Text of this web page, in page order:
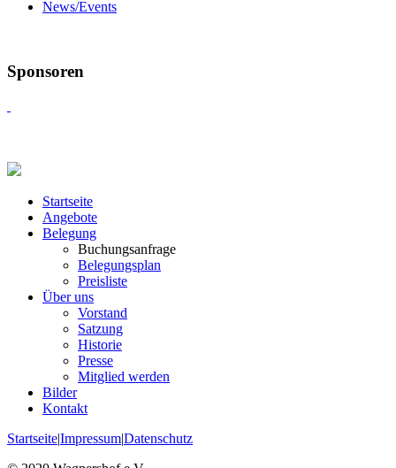
News/Events
Sponsoren
Startseite
Angebote
Belegung
Buchungsanfrage
Belegungsplan
Preisliste
Über uns
Vorstand
Satzung
Historie
Presse
Mitglied werden
Bilder
Kontakt
Startseite|Impressum|Datenschutz